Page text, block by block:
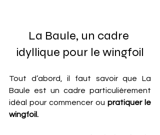
La Baule, un cadre
idyllique pour le wingfoil
Tout d’abord, il faut savoir que La
Baule est un cadre particulièrement
idéal pour commencer ou pratiquer le
wingfoil.